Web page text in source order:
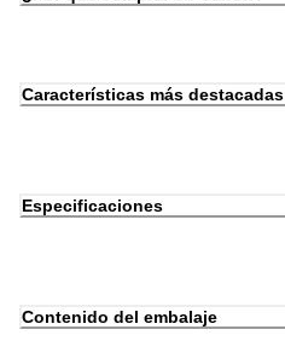
Características más destacadas
Especificaciones
Contenido del embalaje